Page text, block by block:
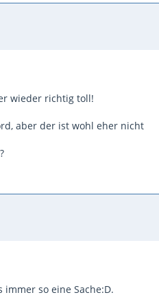
wieder richtig toll!
aber der ist wohl eher nicht
immer so eine Sache:D.